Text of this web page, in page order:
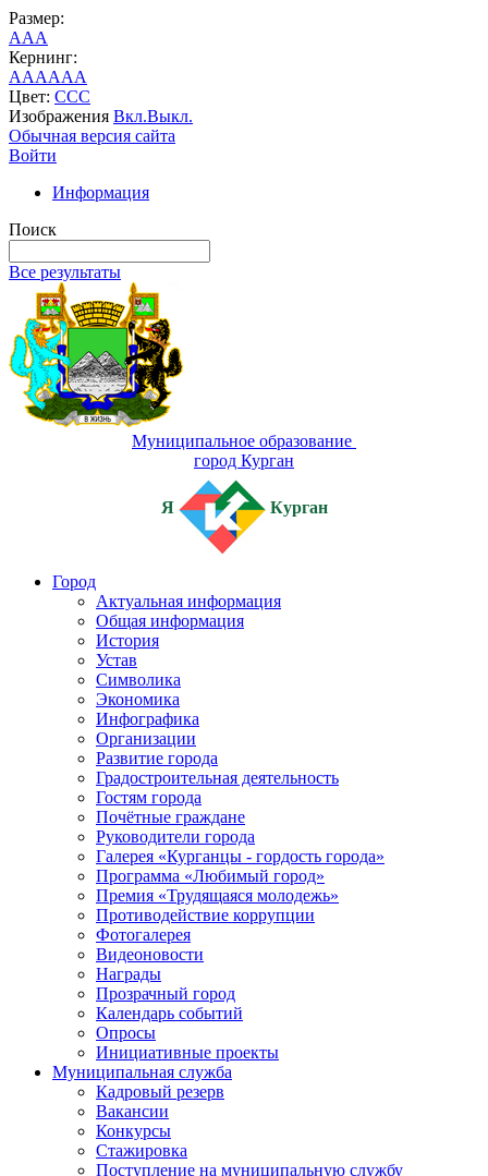
Размер:
AAA
Кернинг:
AAAAAA
Цвет: CCC
Изображения Вкл.Выкл.
Обычная версия сайта
Войти
Информация
Поиск
Все результаты
Муниципальное образование
город Курган
Я Курган
Город
Актуальная информация
Общая информация
История
Устав
Символика
Экономика
Инфографика
Организации
Развитие города
Градостроительная деятельность
Гостям города
Почётные граждане
Руководители города
Галерея «Курганцы - гордость города»
Программа «Любимый город»
Премия «Трудящаяся молодежь»
Противодействие коррупции
Фотогалерея
Видеоновости
Награды
Прозрачный город
Календарь событий
Опросы
Инициативные проекты
Муниципальная служба
Кадровый резерв
Вакансии
Конкурсы
Стажировка
Поступление на муниципальную службу